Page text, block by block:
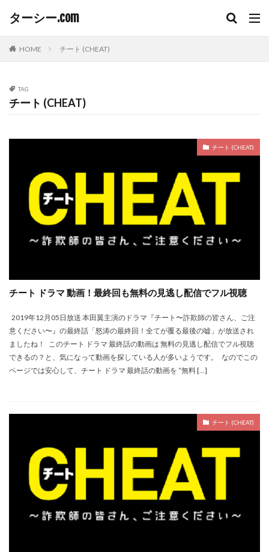
ターシー.com
HOME チート (CHEAT)
TAG
チート (CHEAT)
チート (CHEAT)
チート ドラマ 動画！最終回も無料の見逃し配信でフル視聴
2019年12月05日放送 本田翼主演のドラマ『チート〜詐欺師の皆さん、ご注
意ください〜』の最終話「怒涛の最終回！全てが覆る最後の嘘」が放送され
ましたね！ このチート ドラマ 最終話の動画は 無料の見逃し配信でフル視聴
できるの？と、気になって動画を探している人が多いようです。 なのでこの
ページでは安心して、チート ドラマ 最終話の動画を “無料 […]
チート (CHEAT)